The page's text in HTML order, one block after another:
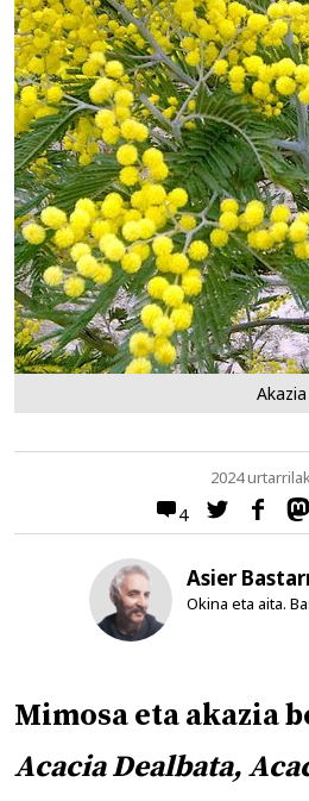
4
2024
Asier
Okina eta aita.
Mimosa eta akazia
Acacia Dealbata,